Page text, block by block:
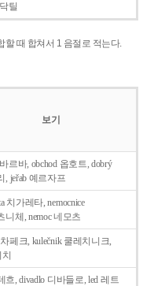
틸
할 때 합쳐서 1 음절로 적는다.
보기
르바, obchod 옵호트, dobrý
, jeřab 예르자프
치가레타, nemocnice
니체, nemoc 네모츠
차페크, kulečnik 쿨레치니크,
흐, divadlo 디바들로, led 레트